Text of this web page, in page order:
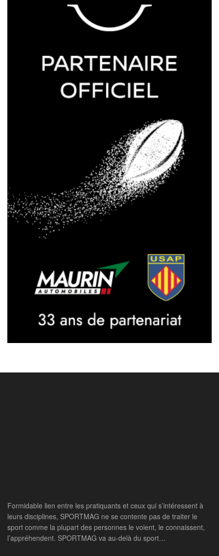
Formidable lien entre les pratiquants et ceux qui s’intéressent à
leurs disciplines, SPORTMAG ne se contente pas de traiter le
sport comme la plupart des personnes le voient, le connaissent,
l’appréhendent. SPORTMAG va au-delà du sport…